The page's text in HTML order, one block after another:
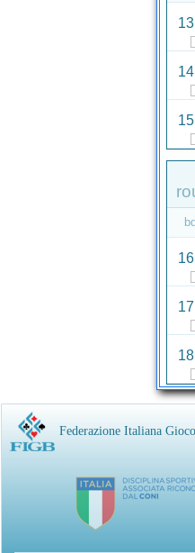
13
14
15
16
17
18
Federazione Italiana